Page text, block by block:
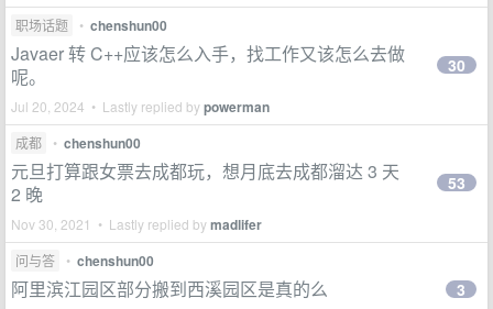
职场话题 • chenshun00
Javaer 转 C++应该怎么入手，找工作又该怎么去做
呢。
Jul 20, 2024 • Lastly replied bypowerman
30
成都 • chenshun00
元旦打算跟女票去成都玩，想月底去成都溜达 3 天
2 晚
Nov 30, 2021 • Lastly replied bymadlifer
53
问与答 • chenshun00
阿里滨江园区部分搬到西溪园区是真的么 3